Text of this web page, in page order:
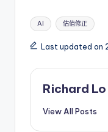
Tags:
AI 估值修正
Last updated on
Richard Lo
View All Posts